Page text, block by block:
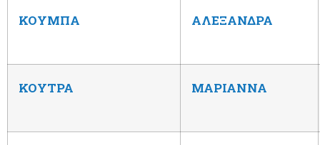
ΚΟΥΜΠΑ ΑΛΕΞΑΝΔΡΑ
ΚΟΥΤΡΑ ΜΑΡΙΑΝΝΑ